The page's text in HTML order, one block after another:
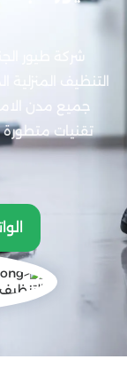
شركة طيور
التنظيف
جميع مدن
تقنيات